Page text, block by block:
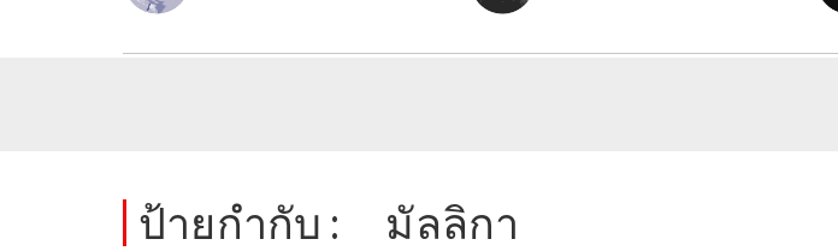
ป้ายกำกับ : มัลลิกา